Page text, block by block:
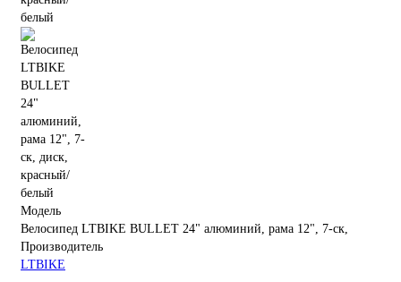
Модель
Велосипед LTBIKE BULLET 24" алюминий, рама 12", 7-ск,
Производитель
LTBIKE